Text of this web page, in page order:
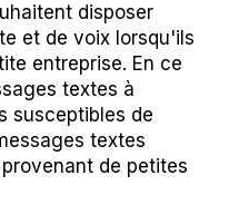
disposer
et de voix lorsqu'ils
entreprise. En ce
textes à
susceptibles de
textes
de petites